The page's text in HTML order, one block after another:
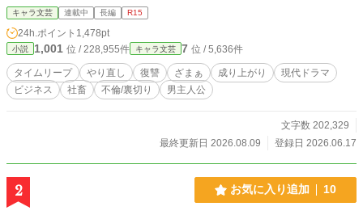
能さと野心に惹き寄せられるように、各界の頂点に立つ特異な才能を持った者た
ちが集い始める。 孤高の「氷の令嬢」、ウォール街の「投資エージェント」、
裏社会に通じる「凄腕ハッカー」、メディアを操る「広報の魔術師」……。 権
力、財力、情報、世論。 強大なジョーカーたちを自らの手駒とし、逃げ場のな
い「極上の死刑執行（ざまぁ）」が今、幕を開ける――。 容赦なし、妥協な
し。現代ビジネス復讐劇の決定版！
キャラ文芸 連載中 長編 R15
24h.ポイント 1,478pt
小説 1,001 位 / 228,955件 キャラ文芸 7 位 / 5,636件
タイムリープ やり直し 復讐 ざまぁ 成り上がり
現代ドラマ
ビジネス
社畜 不倫/裏切り 男主人公
文字数 202,329
最終更新日 2026.08.09
登録日 2026.06.17
2 お気に入り追加 10